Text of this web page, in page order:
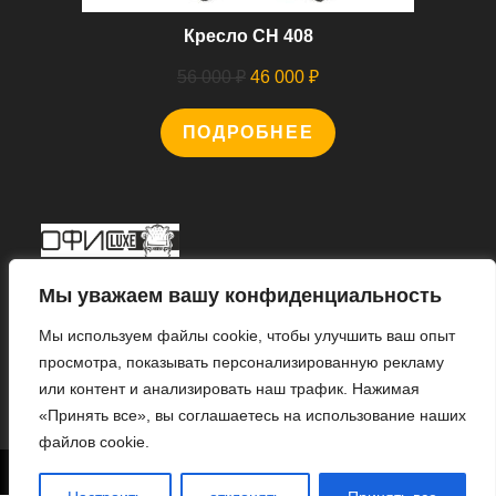
Мы уважаем вашу конфиденциальность
Мы используем файлы cookie, чтобы улучшить ваш опыт
просмотра, показывать персонализированную рекламу
или контент и анализировать наш трафик. Нажимая
«Принять все», вы соглашаетесь на использование наших
файлов cookie.
Кресло CH 408
56 000₽ Первоначальная
цена
составляла
46 000 ₽Текущая
46
ПОДРОБНЕЕ
Откроется
в
новой
© 2022 «ИНТЕРНЕТ МАГАЗИН «ОФИС ЛЮКС».